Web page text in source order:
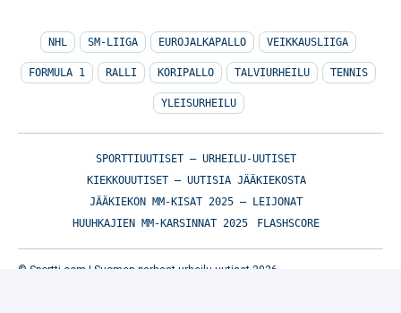
NHL SM-LIIGA EUROJALKAPALLO VEIKKAUSLIIGA
FORMULA 1 RALLI KORIPALLO TALVIURHEILU TENNIS
YLEISURHEILU
SPORTTIUUTISET – URHEILU-UUTISET
KIEKKOUUTISET – UUTISIA JÄÄKIEKOSTA
JÄÄKIEKON MM-KISAT 2025 – LEIJONAT
HUUHKAJIEN MM-KARSINNAT 2025
FLASHSCORE
© Sportti.com | Suomen parhaat urheilu-uutiset 2026